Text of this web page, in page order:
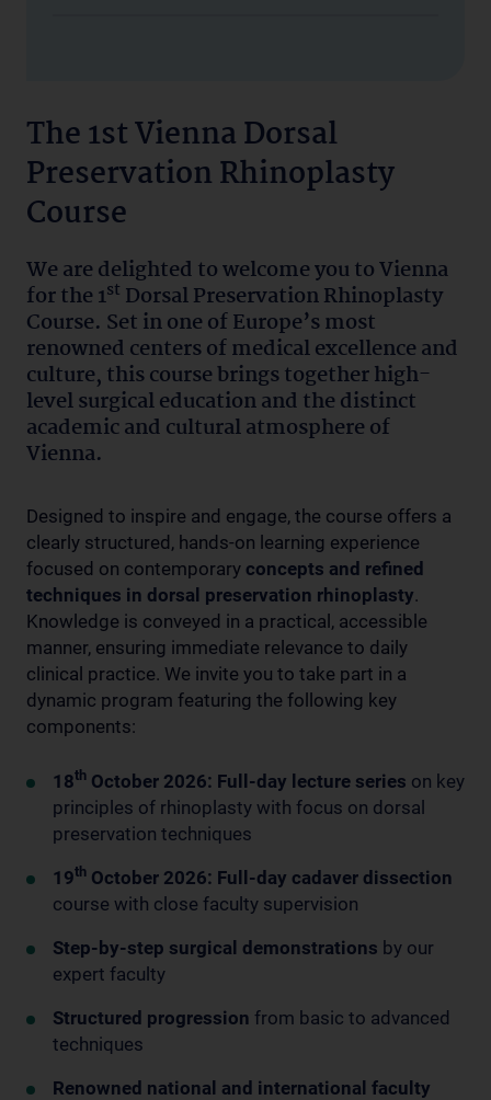
The 1st Vienna Dorsal
Preservation Rhinoplasty
Course
We are delighted to welcome you toVienna
forthe 1st Dorsal Preservation Rhinoplasty
Course. Set in one of Europe’s most
renowned centers of medical excellence and
culture, this course brings together high-
level surgical education and the distinct
academic and cultural atmosphere of
Vienna.
Designed to inspire and engage, the course offers a
clearly structured, hands-on learning experience
focused on contemporary concepts and refined
techniques in dorsal preservation rhinoplasty.
Knowledge is conveyed in a practical, accessible
manner, ensuring immediate relevance to daily
clinical practice. We invite you to take part in a
dynamic program featuring the following key
components:
18th October 2026: Full-day lecture series on key
principles of rhinoplasty with focus on dorsal
preservation techniques
19th October 2026: Full-day cadaver dissection
course with close faculty supervision
Step-by-step surgical demonstrations by our
expert faculty
Structured progression from basic to advanced
techniques
Renowned national and international faculty